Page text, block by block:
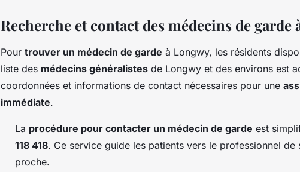
Recherche et contact des médecins de garde
Pour trouver un médecin de garde à Longwy, les résidents
liste des médecins généralistes de Longwy et des environs est
coordonnées et informations de contact nécessaires pour une
immédiate.
La procédure pour contacter un médecin de garde est
118 418. Ce service guide les patients vers le professionnel de
proche.